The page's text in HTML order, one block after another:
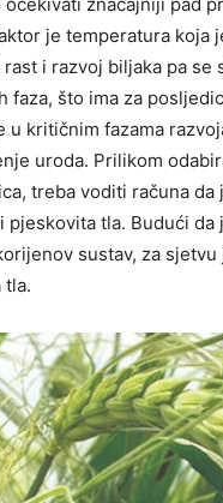
je temperatura koja
i razvoj biljaka pa se
faza, što ima za
u kritičnim fazama
uroda. Prilikom
treba voditi računa da
pjeskovita tla. Budući da
sustav, za sjetvu
tla.